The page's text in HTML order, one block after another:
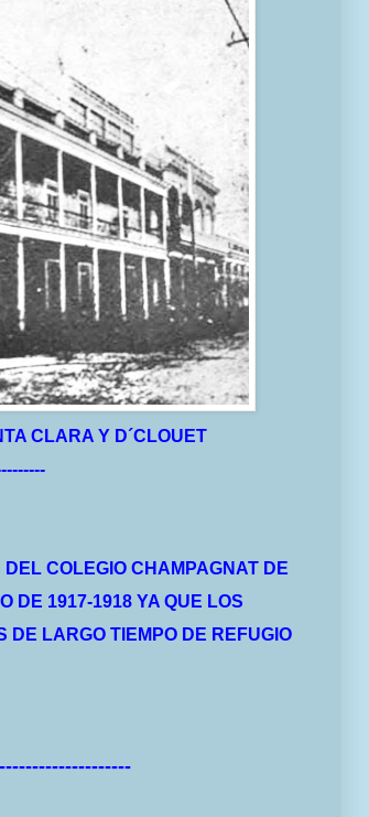
CLARA Y D´CLOUET
COLEGIO CHAMPAGNAT DE
DE 1917-1918 YA QUE LOS
DE LARGO TIEMPO DE REFUGIO